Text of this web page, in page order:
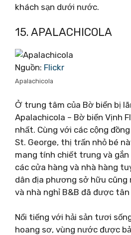
khách sạn dưới nước.
15. APALACHICOLA
Nguồn: Flickr
Apalachicola
Ở trung tâm của Bờ biển bị
Apalachicola – Bờ biển Vịnh
nhất. Cùng với các cộng
St. George, thị trấn nhỏ bé
mang tính chiết trung và gắn
các cửa hàng và nhà hàng
dân địa phương sở hữu cũng
và nhà nghỉ B&B đã được
Nổi tiếng với hải sản tươi
hoang sơ, vùng nước được